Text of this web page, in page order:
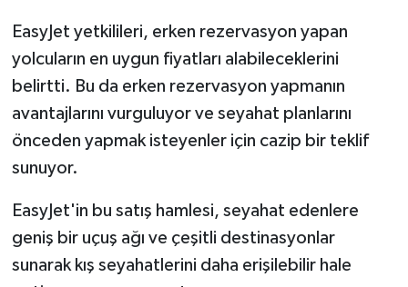
EasyJet yetkilileri, erken rezervasyon yapan
yolcuların en uygun fiyatları alabileceklerini
belirtti. Bu da erken rezervasyon yapmanın
avantajlarını vurguluyor ve seyahat planlarını
önceden yapmak isteyenler için cazip bir teklif
sunuyor.
EasyJet'in bu satış hamlesi, seyahat edenlere
geniş bir uçuş ağı ve çeşitli destinasyonlar
sunarak kış seyahatlerini daha erişilebilir hale